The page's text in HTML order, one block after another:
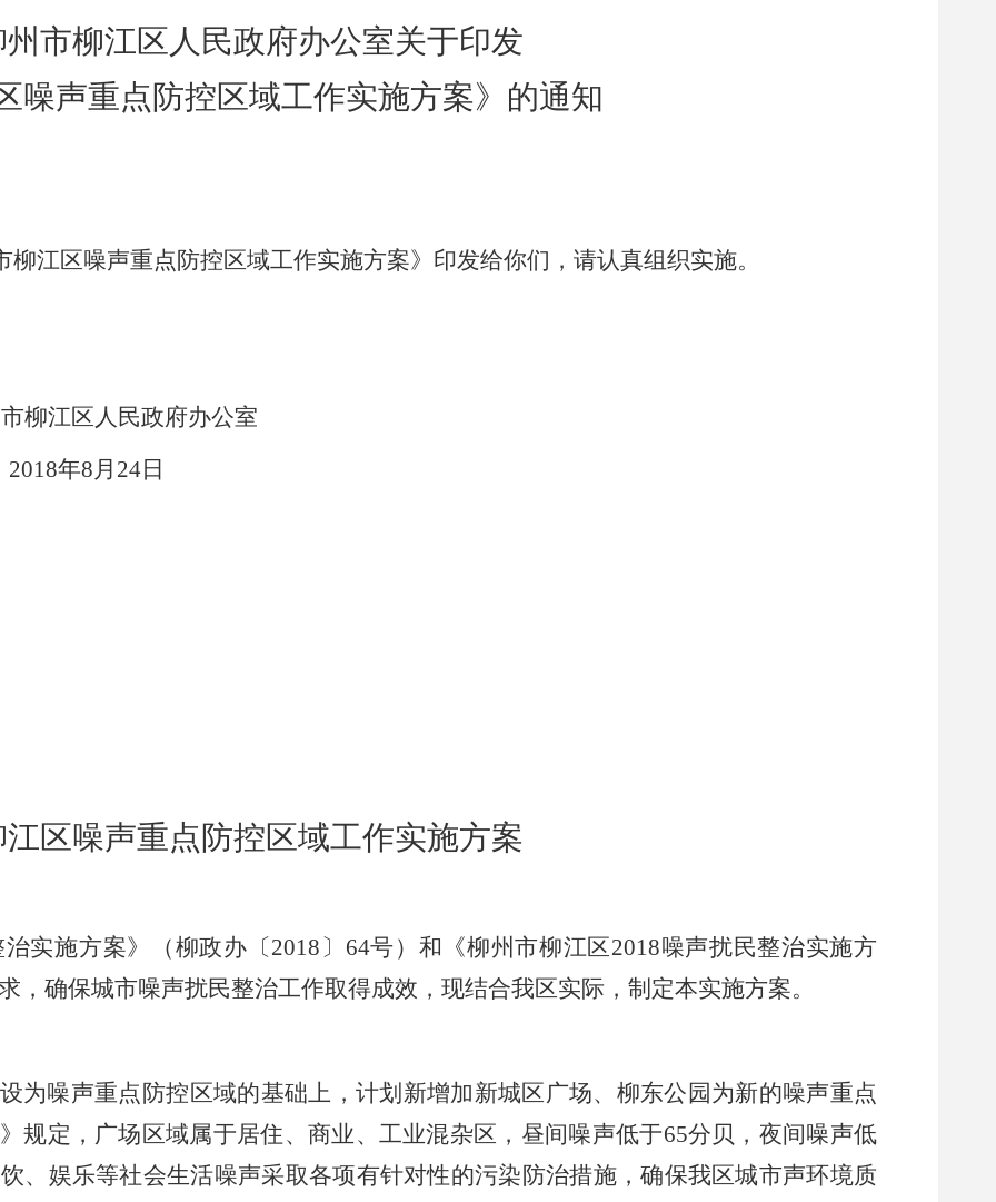
州市柳江区人民政府办公室关于印发
噪声重点防控区域工作实施方案》的通知
江区噪声重点防控区域工作实施方案》印发给你们，请认真组织实施。
柳江区人民政府办公室
年8月 24日
江区噪声重点防控区域工作实施方案
实施方案》（柳政办〔2018 〕 64号）和《柳州市柳江区2018噪声扰民整治实施方
，确保城市噪声扰民整治工作取得成效，现结合我区实际，制定本实施方案。
为噪声重点防控区域的基础上，计划新增加新城区广场、柳东公园为新的噪声重点
规定，广场区域属于居住、商业、工业混杂区，昼间噪声低于65分贝，夜间噪声低
、娱乐等社会生活噪声采取各项有针对性的污染防治措施，确保我区城市声环境质